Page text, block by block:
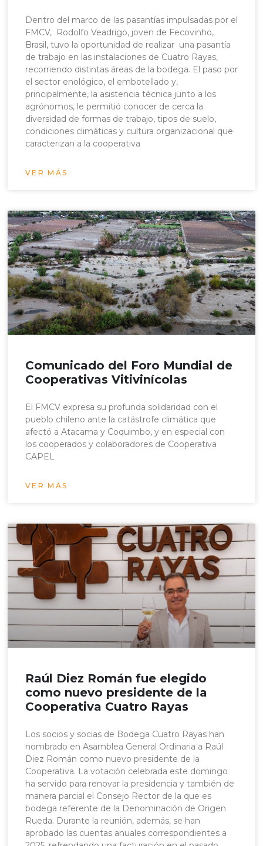
Dentro del marco de las pasantías impulsadas por el
FMCV, Rodolfo Veadrigo, joven de Fecovinho,
Brasil, tuvo la oportunidad de realizar una pasantía
de trabajo en las instalaciones de Cuatro Rayas,
recorriendo distintas áreas de la bodega. El paso por
el sector enológico, el embotellado y,
principalmente, la asistencia técnica junto a los
agrónomos, le permitió conocer de cerca la
diversidad de formas de trabajo, tipos de suelo,
condiciones climáticas y cultura organizacional que
caracterizan a la cooperativa
VER MÁS
Comunicado del Foro Mundial de
Cooperativas Vitivinícolas
El FMCV expresa su profunda solidaridad con el
pueblo chileno ante la catástrofe climática que
afectó a Atacama y Coquimbo, y en especial con
los cooperados y colaboradores de Cooperativa
CAPEL
VER MÁS
Raúl Diez Román fue elegido
como nuevo presidente de la
Cooperativa Cuatro Rayas
Los socios y socias de Bodega Cuatro Rayas han
nombrado en Asamblea General Ordinaria a Raúl
Diez Román como nuevo presidente de la
Cooperativa. La votación celebrada este domingo
ha servido para renovar la presidencia y también de
manera parcial el Consejo Rector de la que es
bodega referente de la Denominación de Origen
Rueda. Durante la reunión, además, se han
aprobado las cuentas anuales correspondientes a